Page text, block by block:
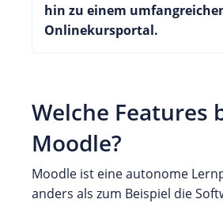
hin zu einem
Onlinekursportal.
Welche Features
Moodle?
Moodle ist eine autonome
anders als zum Beispiel die